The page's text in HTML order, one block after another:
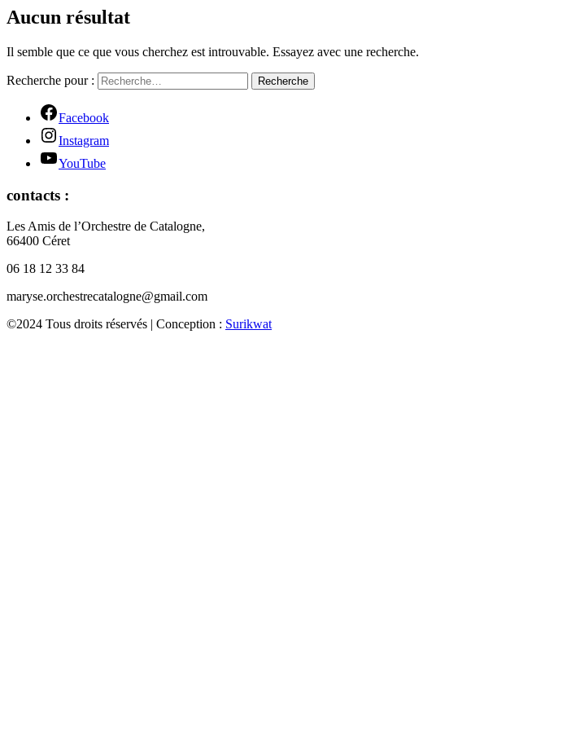
Aucun résultat
Il semble que ce que vous cherchez est introuvable. Essayez avec une recherche.
Recherche pour : Recherche
Facebook
Instagram
YouTube
contacts :
Les Amis de l’Orchestre de Catalogne,
66400 Céret
06 18 12 33 84
maryse.orchestrecatalogne@gmail.com
©2024 Tous droits réservés | Conception : Surikwat